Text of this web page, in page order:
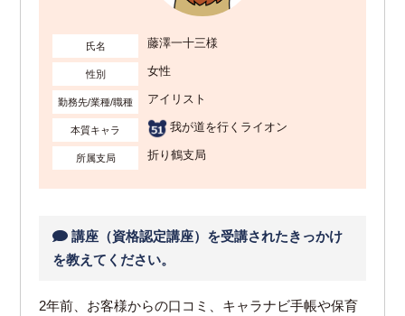
氏名 藤澤一十三様
性別 女性
勤務先/業種/職種 アイリスト
本質キャラ 我が道を行くライオン
所属支局 折り鶴支局
講座（資格認定講座）を受講されたきっかけ
を教えてください。
2年前、お客様からの口コミ、キャラナビ手帳や保育